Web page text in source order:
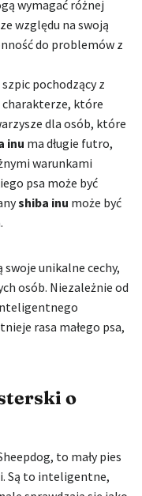
wymagać różnej
względu na swoją
do problemów z
pochodzący z
charakterze, które
dla osób, które
inu ma długie futro,
warunkami
psa może być
shiba inu może być
swoje unikalne cechy,
osób. Niezależnie od
rasa małego psa,
o
to mały pies
Są to inteligentne,